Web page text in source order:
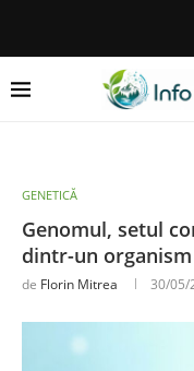
GENETICĂ
Genomul, setul
dintr-un organism
de Florin Mitrea 30/05/